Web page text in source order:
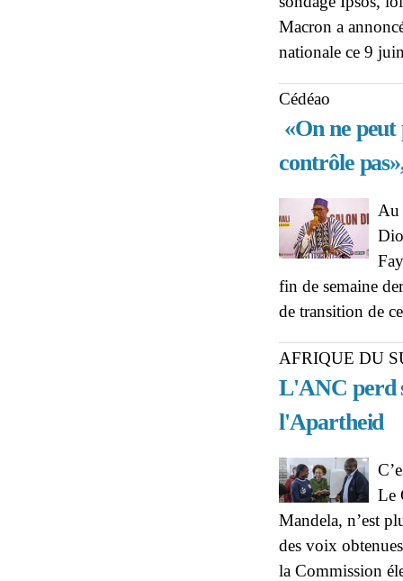
Macron a
nationale ce 9
Cédéao
«On ne peut
contrôle
Au
fin de semaine
de transition de
AFRIQUE DU
L'ANC perd
l'Apartheid
Le
Mandela, n’est
des voix
la Commission